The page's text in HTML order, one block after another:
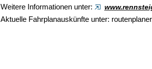
Weitere Informationen unter:
Aktuelle Fahrplanauskünfte unter: